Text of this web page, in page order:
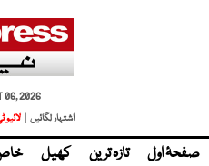
06, 2026
اشتہار لگائیں |
صفحۂ اول تازہ ترین کھیل